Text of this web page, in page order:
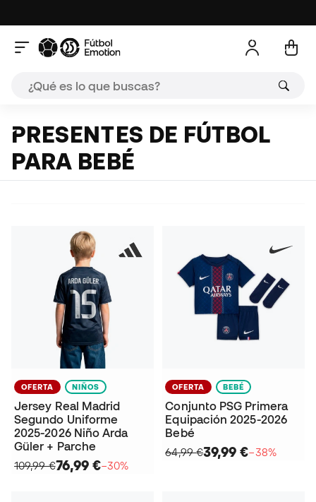
PRESENTES DE FÚTBOL
PARA BEBÉ
OFERTA NIÑOS
Jersey Real Madrid
Segundo Uniforme
2025-2026 Niño Arda
Güler + Parche
109,99 €76,99 €−30%
OFERTA BEBÉ
Conjunto PSG Primera
Equipación 2025-2026
Bebé
64,99 €39,99 €−38%